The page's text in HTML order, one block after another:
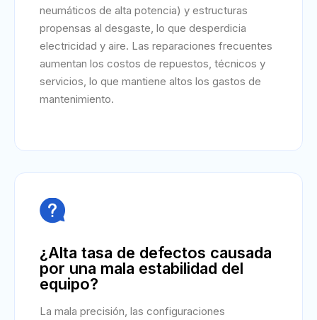
neumáticos de alta potencia) y estructuras
propensas al desgaste, lo que desperdicia
electricidad y aire. Las reparaciones frecuentes
aumentan los costos de repuestos, técnicos y
servicios, lo que mantiene altos los gastos de
mantenimiento.

¿Alta tasa de defectos causada
por una mala estabilidad del
equipo?
La mala precisión, las configuraciones